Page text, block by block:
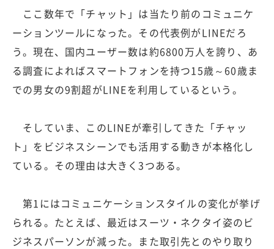
ここ数年で「チャット」は当たり前のコミュニケ
ーションツールになった。その代表例がLINEだろ
う。現在、国内ユーザー数は約6800万人を誇り、あ
る調査によればスマートフォンを持つ15歳～60歳ま
での男女の9割超がLINEを利用しているという。
そしていま、このLINEが牽引してきた「チャッ
ト」をビジネスシーンでも活用する動きが本格化し
ている。その理由は大きく3つある。
第1にはコミュニケーションスタイルの変化が挙げ
られる。たとえば、最近はスーツ・ネクタイ姿のビ
ジネスパーソンが減った。また取引先とのやり取り